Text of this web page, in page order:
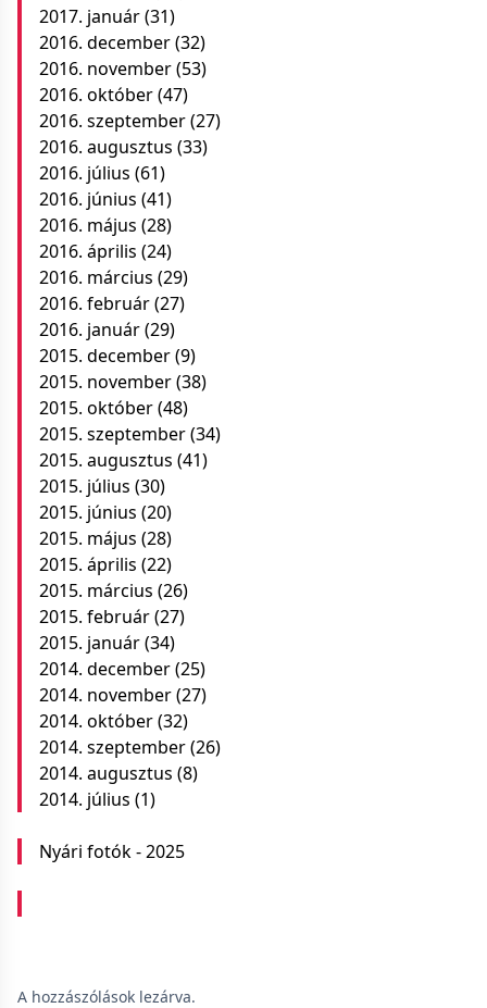
2017. január(31)
2016. december(32)
2016. november(53)
2016. október(47)
2016. szeptember(27)
2016. augusztus (33)
2016. július (61)
2016. június (41)
2016. május (28)
2016. április (24)
2016. március (29)
2016. február(27)
2016. január(29)
2015. december(9)
2015. november(38)
2015. október(48)
2015. szeptember(34)
2015. augusztus (41)
2015. július (30)
2015. június (20)
2015. május (28)
2015. április (22)
2015. március (26)
2015. február(27)
2015. január(34)
2014. december(25)
2014. november(27)
2014. október(32)
2014. szeptember(26)
2014. augusztus (8)
2014. július (1)
Nyári fotók - 2025
A hozzászólások lezárva.